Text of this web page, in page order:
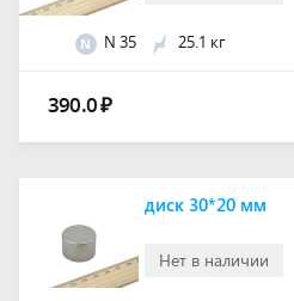
N N 35 25.1 кг
390.0₽
Нет в наличии
диск 30*20 мм